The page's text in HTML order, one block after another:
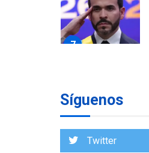
7
1
Síguenos
Twitter